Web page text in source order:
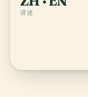
讲述